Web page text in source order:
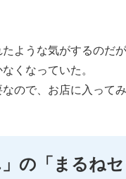
ような気がするのだ
くなっていた。
ので、お店に入って
の「まるねセ